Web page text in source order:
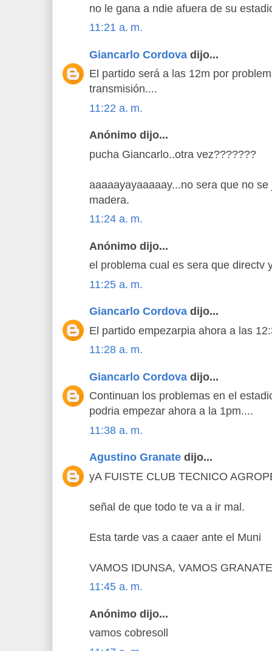
no le gana a ndie afuera de su
11:21 a. m.
Giancarlo Cordova dijo...
El partido será a las 12m por
transmisión....
11:22 a. m.
Anónimo dijo...
pucha Giancarlo..otra vez???????
aaaaayayaaaaay...no sera que no
madera.
11:24 a. m.
Anónimo dijo...
el problema cual es sera que directv
11:25 a. m.
Giancarlo Cordova dijo...
El partido empezarpia ahora a las
11:28 a. m.
Giancarlo Cordova dijo...
Continuan los problemas en el
podria empezar ahora a la 1pm....
11:38 a. m.
Agustino Granate dijo...
yA FUISTE CLUB TECNICO
señal de que todo te va a ir mal.
Esta tarde vas a caaer ante el Muni
VAMOS IDUNSA, VAMOS
11:45 a. m.
Anónimo dijo...
vamos cobresoll